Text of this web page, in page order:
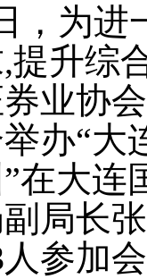
，为进
,提升综
业协
办“大
在大连
局长
人参加